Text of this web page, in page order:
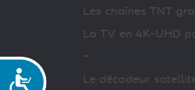
Accessibilité
Les chaînes TNT
La TV en 4K-UHD
–
Le décodeur